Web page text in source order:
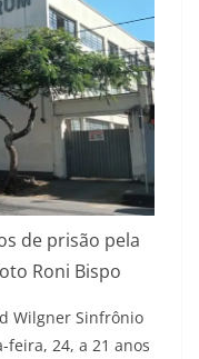
de prisão pela
Roni Bispo
Wilgner Sinfrônio
24, a 21 anos